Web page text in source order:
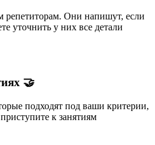
репетиторам. Они напишут, если
уточнить у них все детали
🤝
подходят под ваши критерии,
приступите к занятиям